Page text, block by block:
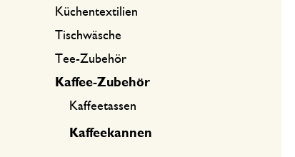
Küchentextilien
Tischwäsche
Tee-Zubehör
Kaffee-Zubehör
Kaffeetassen
Kaffeekannen